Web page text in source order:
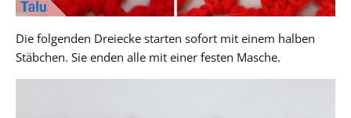
Die folgenden Dreiecke starten sofort mit einem halben
Stäbchen. Sie enden alle mit einer festen Masche.